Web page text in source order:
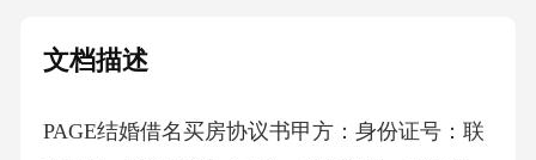
文档描述
PAGE结婚借名买房协议书 甲方：身份证号：联